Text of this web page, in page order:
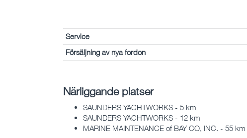
Service
Försäljning av nya fordon
Närliggande platser
SAUNDERS YACHTWORKS - 5 km
SAUNDERS YACHTWORKS - 12 km
MARINE MAINTENANCE of BAY CO, INC. - 55 km